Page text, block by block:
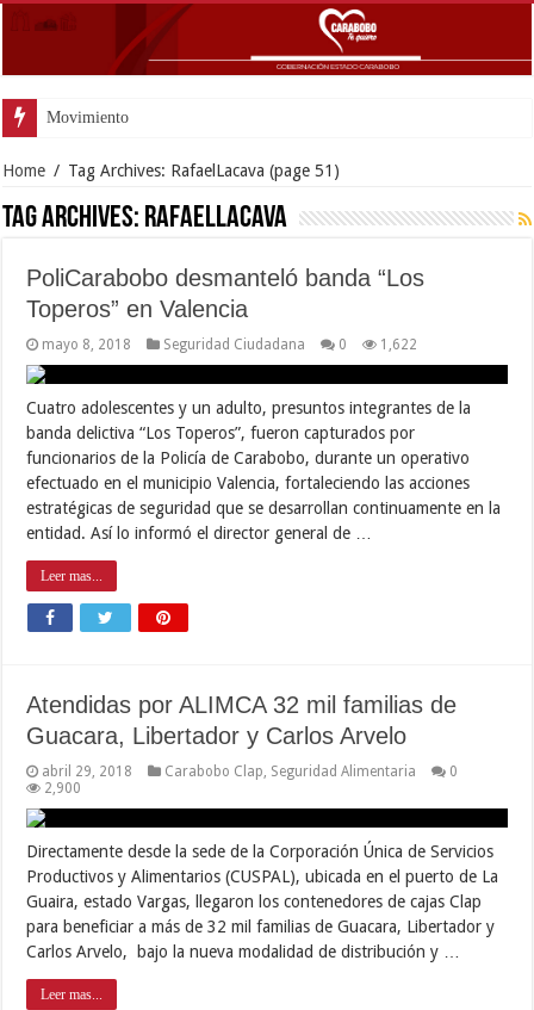
Movimiento Fortín 4F rindió
Home / Tag Archives: RafaelLacava (page 51)
Tag Archives: RafaelLacava
PoliCarabobo desmanteló banda “Los
Toperos” en Valencia
mayo 8, 2018 Seguridad Ciudadana 0 1,622
Cuatro adolescentes y un adulto, presuntos integrantes de la
banda delictiva “Los Toperos”, fueron capturados por
funcionarios de la Policía de Carabobo, durante un operativo
efectuado en el municipio Valencia, fortaleciendo las acciones
estratégicas de seguridad que se desarrollan continuamente en la
entidad. Así lo informó el director general de …
Leer mas...
Atendidas por ALIMCA 32 mil familias de
Guacara, Libertador y Carlos Arvelo
abril 29, 2018 Carabobo Clap Seguridad Alimentaria
0
2,900
Directamente desde la sede de la Corporación Única de Servicios
Productivos y Alimentarios (CUSPAL), ubicada en el puerto de La
Guaira, estado Vargas, llegaron los contenedores de cajas Clap
para beneficiar a más de 32 mil familias de Guacara, Libertador y
Carlos Arvelo, bajo la nueva modalidad de distribución y …
Leer mas...